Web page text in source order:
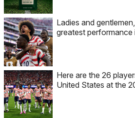
Ladies and
greatest
Here are the 26
United States at the